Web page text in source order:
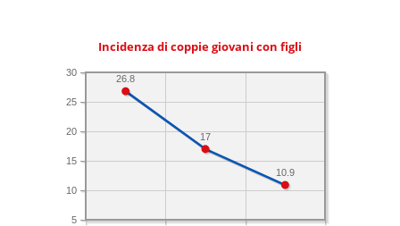
Incidenza di coppie giovani con figli
5
10
15
20
25
30
10.9
17
26.8